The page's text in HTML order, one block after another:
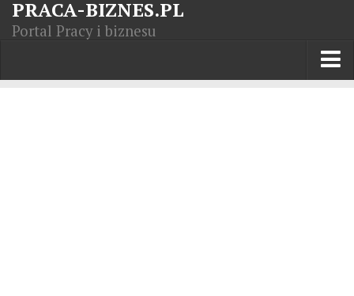
PRACA-BIZNES.PL
Portal Pracy i biznesu